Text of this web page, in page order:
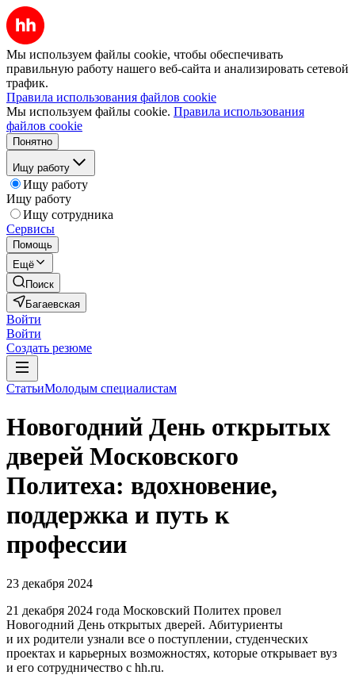
Мы используем файлы cookie, чтобы обеспечивать
правильную работу нашего веб-сайта и анализировать сетевой
трафик.
Правила использования файлов cookie
Мы используем файлы cookie. Правила использования
файлов cookie
Понятно
Ищу работу
Ищу работу
Ищу работу
Ищу сотрудника
Сервисы
Помощь
Ещё
Поиск
Багаевская
Войти
Войти
Создать резюме
СтатьиМолодым специалистам
Новогодний День открытых
дверей Московского
Политеха: вдохновение,
поддержка и путь к
профессии
23 декабря 2024
21 декабря 2024 года Московский Политех провел
Новогодний День открытых дверей. Абитуриенты
и их родители узнали все о поступлении, студенческих
проектах и карьерных возможностях, которые открывает вуз
и его сотрудничество с hh.ru.